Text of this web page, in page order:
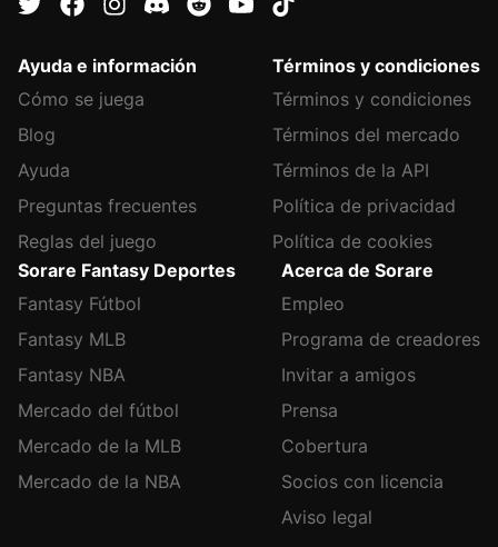
Ayuda e información
Cómo se juega
Blog
Ayuda
Preguntas frecuentes
Reglas del juego
Términos y condiciones
Términos y condiciones
Términos del mercado
Términos de la API
Política de privacidad
Política de cookies
Sorare Fantasy Deportes
Fantasy Fútbol
Fantasy MLB
Fantasy NBA
Mercado del fútbol
Mercado de la MLB
Mercado de la NBA
Acerca de Sorare
Empleo
Programa de creadores
Invitar a amigos
Prensa
Cobertura
Socios con licencia
Aviso legal